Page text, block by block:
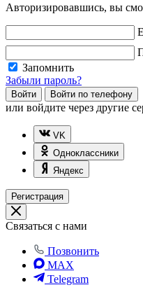
Авторизировавшись, вы
Запомнить
Забыли пароль?
Войти Войти по телефону
или войдите через другие
VK
Одноклассники
Яндекс
Регистрация
Связаться с нами
Позвонить
MAX
Telegram